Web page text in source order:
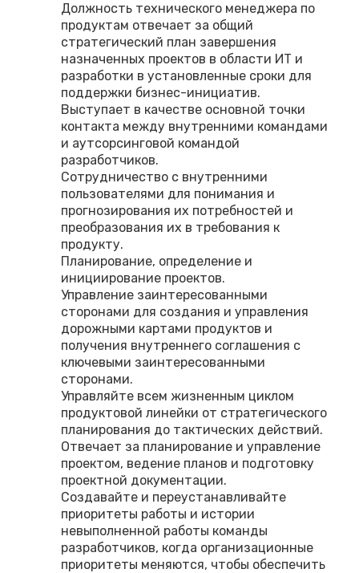
Должность технического менеджера по
продуктам отвечает за общий
стратегический план завершения
назначенных проектов в области ИТ и
разработки в установленные сроки для
поддержки бизнес-инициатив.
Выступает в качестве основной точки
контакта между внутренними командами
и аутсорсинговой командой
разработчиков.
Сотрудничество с внутренними
пользователями для понимания и
прогнозирования их потребностей и
преобразования их в требования к
продукту.
Планирование, определение и
инициирование проектов.
Управление заинтересованными
сторонами для создания и управления
дорожными картами продуктов и
получения внутреннего соглашения с
ключевыми заинтересованными
сторонами.
Управляйте всем жизненным циклом
продуктовой линейки от стратегического
планирования до тактических действий.
Отвечает за планирование и управление
проектом, ведение планов и подготовку
проектной документации.
Создавайте и переустанавливайте
приоритеты работы и истории
невыполненной работы команды
разработчиков, когда организационные
приоритеты меняются, чтобы обеспечить